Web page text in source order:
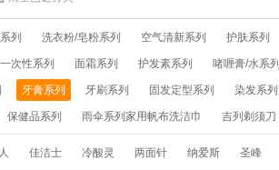
列 洗衣粉/皂粉系列 空气清新系列 护肤系列
一次性系列 面霜系列 护发素系列 啫喱膏/水系列
牙膏系列 牙刷系列 固发定型系列 染发系列
保健品系列 雨伞系列家用帆布洗洁巾 吉列剃须刀
佳洁士 冷酸灵 两面针 纳爱斯 圣峰